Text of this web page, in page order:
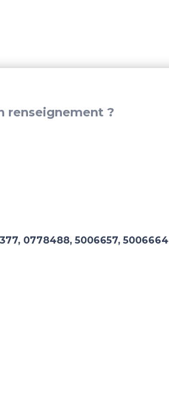
renseignement ?
0778488, 5006657, 5006664